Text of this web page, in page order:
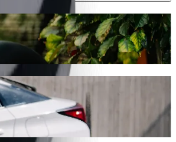
26,10 € EUR. Uansett hva som skjer finner